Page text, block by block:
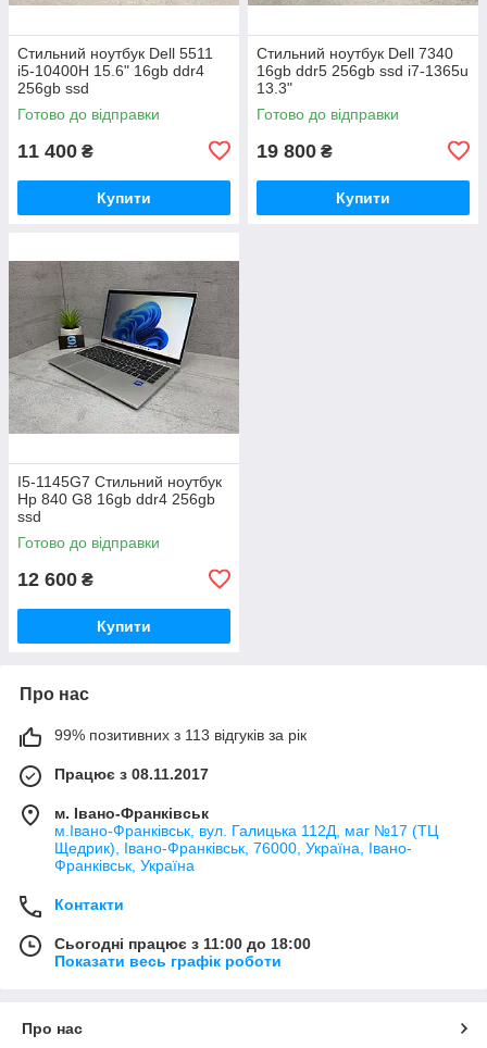
Стильний ноутбук Dell 5511
i5-10400H 15.6" 16gb ddr4
256gb ssd
Готово до відправки
11 400 ₴
Купити
Стильний ноутбук Dell 7340
16gb ddr5 256gb ssd i7-1365u
13.3"
Готово до відправки
19 800 ₴
Купити
I5-1145G7 Стильний ноутбук
Hp 840 G8 16gb ddr4 256gb
ssd
Готово до відправки
12 600 ₴
Купити
Про нас
99% позитивних з 113 відгуків за рік
Працює з 08.11.2017
м. Івано-Франківськ
м.Івано-Франківськ, вул. Галицька 112Д, маг №17 (ТЦ
Щедрик), Івано-Франківськ, 76000, Україна, Івано-
Франківськ, Україна
Контакти
Сьогодні працює з 11:00 до 18:00
Показати весь графік роботи
Про нас